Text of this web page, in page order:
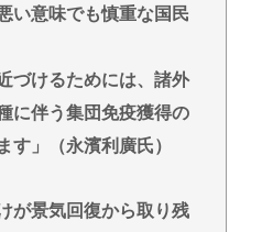
い意味でも慎重な国民
づけるためには、諸外
に伴う集団免疫獲得の
す」（永濱利廣氏）
が景気回復から取り残